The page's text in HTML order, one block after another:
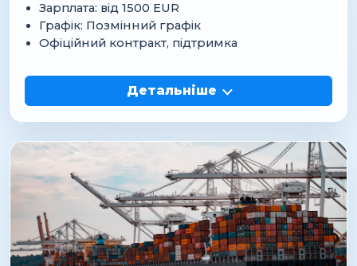
Зарплата: від 1500 EUR
Графік: Позмінний графік
Офіційний контракт, підтримка
Детальніше